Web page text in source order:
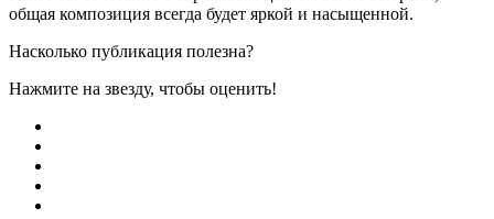
общая композиция всегда будет яркой и насыщенной.
Насколько публикация полезна?
Нажмите на звезду, чтобы оценить!